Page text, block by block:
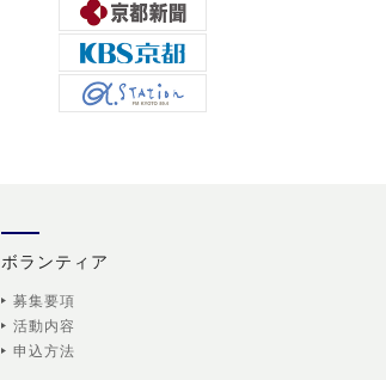
ボランティア
募集要項
活動内容
申込方法